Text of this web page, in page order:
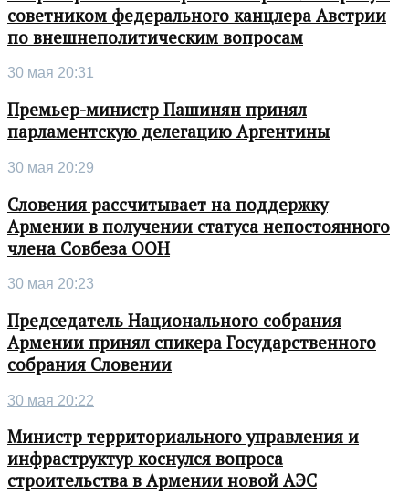
советником федерального канцлера Австрии
по внешнеполитическим вопросам
30 мая 20:31
Премьер-министр Пашинян принял
парламентскую делегацию Аргентины
30 мая 20:29
Словения рассчитывает на поддержку
Армении в получении статуса непостоянного
члена Совбеза ООН
30 мая 20:23
Председатель Национального собрания
Армении принял спикера Государственного
собрания Словении
30 мая 20:22
Министр территориального управления и
инфраструктур коснулся вопроса
строительства в Армении новой АЭС